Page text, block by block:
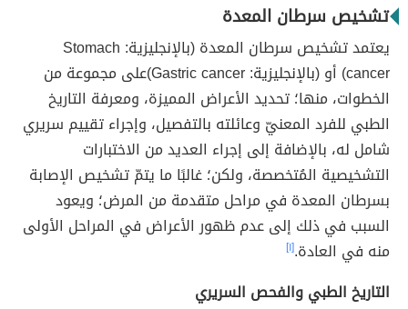
تشخيص سرطان المعدة
يعتمد تشخيص سرطان المعدة (بالإنجليزية: Stomach
cancer) أو (بالإنجليزية: Gastric cancer)على مجموعة من
الخطوات، منها؛ تحديد الأعراض المميزة، ومعرفة التاريخ
الطبي للفرد المعنيّ وعائلته بالتفصيل، وإجراء تقييم سريري
شامل له، بالإضافة إلى إجراء العديد من الاختبارات
التشخيصية المُتخصصة، ولكن؛ غالبًا ما يتمّ تشخيص الإصابة
بسرطان المعدة في مراحل متقدمة من المرض؛ ويعود
السبب في ذلك إلى عدم ظهور الأعراض في المراحل الأولى
منه في العادة.[١]
التاريخ الطبي والفحص السريري